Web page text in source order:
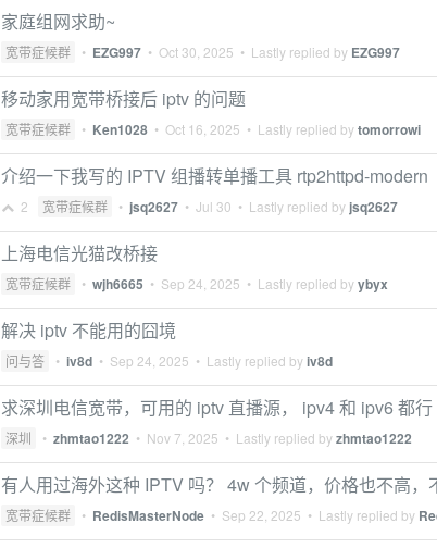
家庭组网求助~
宽带症候群 • EZG997 • Oct 30, 2025 • Lastly replied by EZG997
移动家用宽带桥接后 iptv 的问题
宽带症候群 • Ken1028 • Oct 16, 2025 • Lastly replied bytomorrowi
介绍一下我写的 IPTV 组播转单播工具 rtp2httpd-modern
2 宽带症候群 • jsq2627 • Jul 30 • Lastly replied by jsq2627
上海电信光猫改桥接
宽带症候群 • wjh6665 • Sep 24, 2025 • Lastly replied byybyx
解决 iptv 不能用的囧境
问与答 • iv8d • Sep 24, 2025 • Lastly replied byiv8d
求深圳电信宽带，可用的 iptv 直播源， ipv4 和 ipv6 都行
深圳 • zhmtao1222 • Nov 7, 2025 • Lastly replied byzhmtao1222
有人用过海外这种 IPTV 吗？ 4w 个频道，价格也不高
宽带症候群 • RedisMasterNode • Sep 22, 2025 • Lastly replied by